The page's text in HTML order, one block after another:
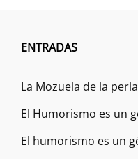
ENTRADAS
La Mozuela de la perla
El Humorismo es un
El humorismo es un